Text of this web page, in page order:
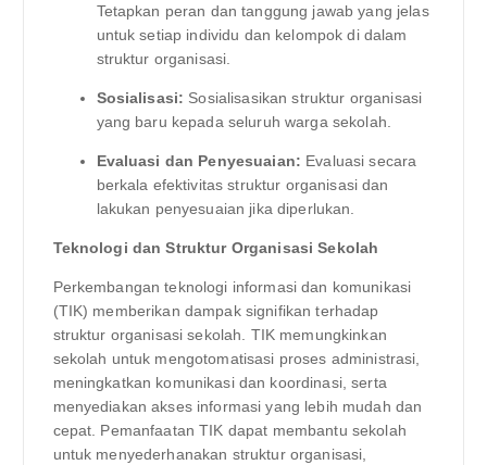
Tetapkan peran dan tanggung jawab yang jelas
untuk setiap individu dan kelompok di dalam
struktur organisasi.
Sosialisasi: Sosialisasikan struktur organisasi
yang baru kepada seluruh warga sekolah.
Evaluasi dan Penyesuaian: Evaluasi secara
berkala efektivitas struktur organisasi dan
lakukan penyesuaian jika diperlukan.
Teknologi dan Struktur Organisasi Sekolah
Perkembangan teknologi informasi dan komunikasi
(TIK) memberikan dampak signifikan terhadap
struktur organisasi sekolah. TIK memungkinkan
sekolah untuk mengotomatisasi proses administrasi,
meningkatkan komunikasi dan koordinasi, serta
menyediakan akses informasi yang lebih mudah dan
cepat. Pemanfaatan TIK dapat membantu sekolah
untuk menyederhanakan struktur organisasi,